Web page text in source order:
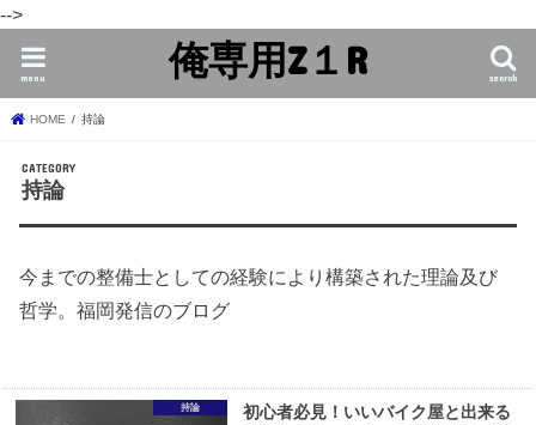
-->
俺専用Z１R search
menu
HOME 持論
持論
今までの整備士としての経験により構築された理論及び
哲学。福岡発信のブログ
持論
初心者必見！いいバイク屋と出来る